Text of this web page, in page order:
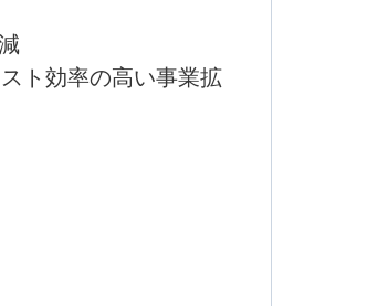
ト効率の高い事業拡